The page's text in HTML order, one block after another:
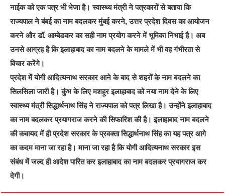
नाईक को एक पत्र भी भेजा है। स्वास्थ्य मंत्री ने पत्रकारों से बताया कि
राज्यपाल ने बंबई का नाम बदलकर मुंबई करने, उत्तर प्रदेश दिवस का आयोजन
करने और डॉ. आम्बेडकर का सही नाम प्रयोग करने में भूमिका निभाई है। अब
उनसे आग्रह है कि इलाहाबाद का नाम बदलने के मामले में भी वह गंभीरता से
विचार करेंगे।
प्रदेश में योगी आदित्यनाथ सरकार आने के बाद से शहरों के नाम बदलने का
सिलसिला जारी है। कुंभ के लिए मशहूर इलाहाबाद को नया नाम देने के लिए
स्वास्थ्य मंत्री सिद्धार्थनाथ सिंह ने राज्यपाल को पत्र लिखा है। उन्होंने इलाहाबाद
का नाम बदलकर प्रयागराज करने की सिफारिश की है। इलाहाबाद नाम बदलने
की कवायद में ही प्रदेश सरकार के प्रवक्ता सिद्धार्थनाथ सिंह का यह पत्र आगे
का कदम माना जा रहा है। माना जा रहा है कि योगी आदित्यनाथ सरकार इस
संबंध में जल्द ही आदेश पारित कर इलाहाबाद का नाम बदलकर प्रयागराज कर
देगी।